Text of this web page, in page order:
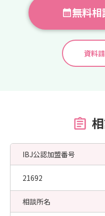
無料
資料
IBJ公認加盟番号
21692
相談所名